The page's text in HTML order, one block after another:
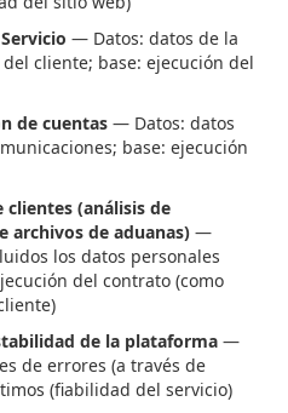
— Datos: datos de la
cliente; base: ejecución del
de cuentas — Datos: datos
base: ejecución
clientes (análisis de
archivos de aduanas) —
los datos personales
del contrato (como
de la plataforma —
de errores (a través de
(fiabilidad del servicio)